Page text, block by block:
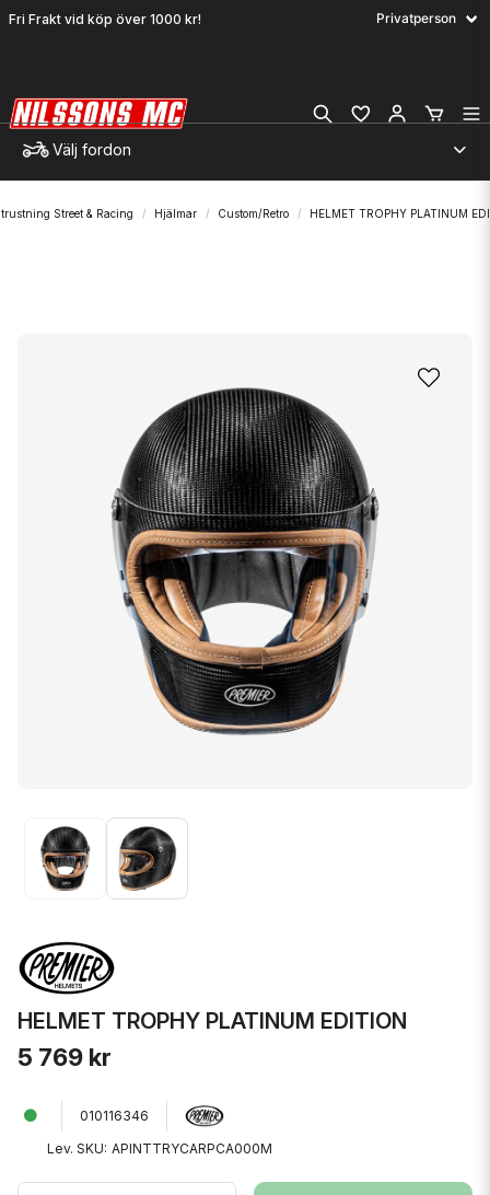
Fri Frakt vid köp över 1000 kr!
Välj fordon
Street & Racing Hjälmar Custom/Retro HELMET TROPHY PLATINUM
HELMET TROPHY PLATINUM EDITION
5 769 kr
010116346
Lev. SKU: APINTTRYCARPCA000M